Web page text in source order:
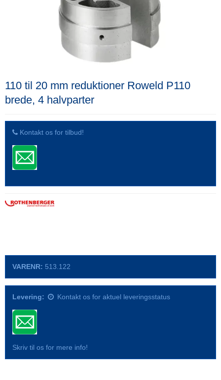
110 til 20 mm reduktioner Roweld P110
brede, 4 halvparter
Kontakt os for tilbud!
VARENR: 513.122
Levering: Kontakt os for aktuel leveringsstatus
Skriv til os for mere info!